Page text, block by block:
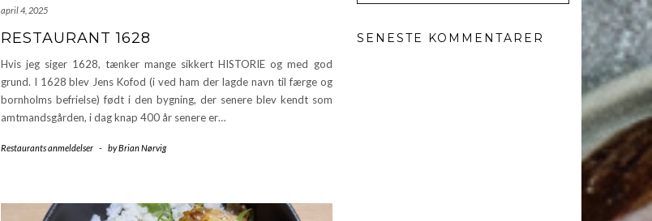
april 4, 2025
RESTAURANT 1628
Hvis jeg siger 1628, tænker mange sikkert HISTORIE og med god
grund. I 1628 blev Jens Kofod (i ved ham der lagde navn til færge og
bornholms befrielse) født i den bygning, der senere blev kendt som
amtmandsgården, i dag knap 400 år senere er…
Restaurants anmeldelser - byBrian Nørvig
SENESTE KOMMENTARER